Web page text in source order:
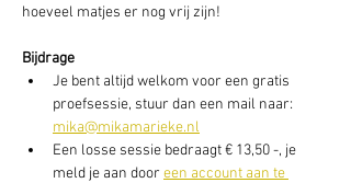
hoeveel matjes er nog vrij zijn!
Bijdrage
Je bent altijd welkom voor een gratis
proefsessie, stuur dan een mail naar:
mika@mikamarieke.nl
Een losse sessie bedraagt € 13,50 -, je
meld je aan door een account aan te